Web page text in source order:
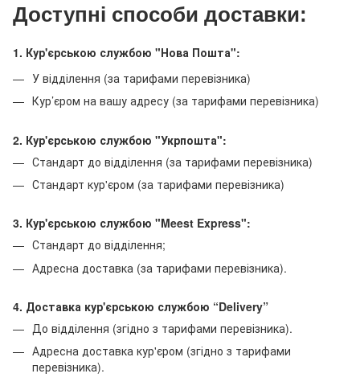
Доступні способи доставки:
1. Кур'єрською службою "Нова Пошта":
У відділення (за тарифами перевізника)
Кур’єром на вашу адресу (за тарифами перевізника)
2. Кур'єрською службою "Укрпошта":
Стандарт до відділення (за тарифами перевізника)
Стандарт кур'єром (за тарифами перевізника)
3. Кур'єрською службою "Meest Express":
Стандарт до відділення;
Адресна доставка (за тарифами перевізника).
4. Доставка кур'єрською службою “Delivery”
До відділення (згідно з тарифами перевізника).
Адресна доставка кур'єром (згідно з тарифами
перевізника).